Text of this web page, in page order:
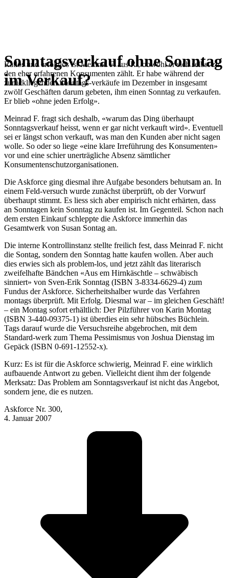
Sonntagsverkauf ohne Sonntag
im Verkauf?
Ratlos und erfolglos ist Meinrad F. aus R., obwohl er sich selbst zu
den eher erfahrenen Konsumenten zählt. Er habe während der
zurückliegenden Sonntags-verkäufe im Dezember in insgesamt
zwölf Geschäften darum gebeten, ihm einen Sonntag zu verkaufen.
Er blieb «ohne jeden Erfolg».
Meinrad F. fragt sich deshalb, «warum das Ding überhaupt
Sonntagsverkauf heisst, wenn er gar nicht verkauft wird». Eventuell
sei er längst schon verkauft, was man den Kunden aber nicht sagen
wolle. So oder so liege «eine klare Irreführung des Konsumenten»
vor und eine schier unerträgliche Absenz sämtlicher
Konsumentenschutzorganisationen.
Die Askforce ging diesmal ihre Aufgabe besonders behutsam an. In
einem Feld-versuch wurde zunächst überprüft, ob der Vorwurf
überhaupt stimmt. Es liess sich aber empirisch nicht erhärten, dass
an Sonntagen kein Sonntag zu kaufen ist. Im Gegenteil. Schon nach
dem ersten Einkauf schleppte die Askforce immerhin das
Gesamtwerk von Susan Sontag an.
Die interne Kontrollinstanz stellte freilich fest, dass Meinrad F. nicht
die Sontag, sondern den Sonntag hatte kaufen wollen. Aber auch
dies erwies sich als problem-los, und jetzt zählt das literarisch
zweifelhafte Bändchen «Aus em Hirnkäschtle – schwäbisch
sinniert» von Sven-Erik Sonntag (ISBN 3-8334-6629-4) zum
Fundus der Askforce. Sicherheitshalber wurde das Verfahren
montags überprüft. Mit Erfolg. Diesmal war – im gleichen Geschäft!
– ein Montag sofort erhältlich: Der Pilzführer von Karin Montag
(ISBN 3-440-09375-1) ist überdies ein sehr hübsches Büchlein.
Tags darauf wurde die Versuchsreihe abgebrochen, mit dem
Standard-werk zum Thema Pessimismus von Joshua Dienstag im
Gepäck (ISBN 0-691-12552-x).
Kurz: Es ist für die Askforce schwierig, Meinrad F. eine wirklich
aufbauende Antwort zu geben. Vielleicht dient ihm der folgende
Merksatz: Das Problem am Sonntagsverkauf ist nicht das Angebot,
sondern jene, die es nutzen.
Askforce Nr. 300,
4. Januar 2007